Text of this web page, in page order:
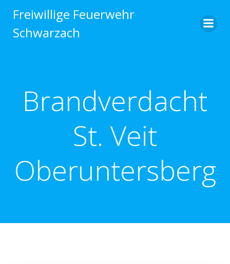
Inhalt
Freiwillige Feuerwehr
Schwarzach
Brandverdacht
St. Veit
Oberuntersberg